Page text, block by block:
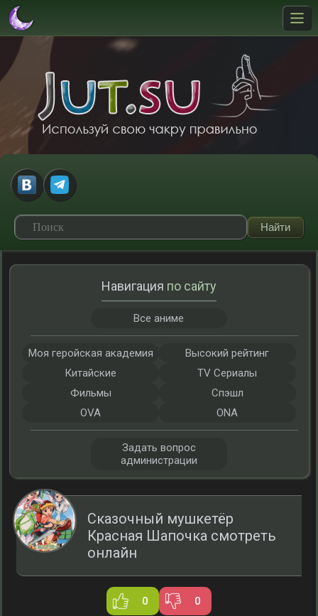
Сказочный мушкетёр
Красная Шапочка смотреть
онлайн
0 0
Навигация по сайту
Все аниме
Моя геройская академия
Высокий рейтинг
Китайские
TV Сериалы
Фильмы
Спэшл
OVA
ONA
Задать вопрос
администрации